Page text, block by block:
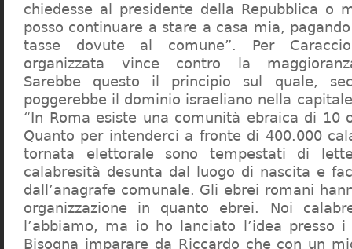
chiedesse al presidente della Repubblica o
posso continuare a stare a casa mia,
tasse dovute al comune”. Per
organizzata vince contro la
Sarebbe questo il principio sul quale,
poggerebbe il dominio israeliano nella
“In Roma esiste una comunità ebraica di 10
Quanto per intenderci a fronte di 400.000
tornata elettorale sono tempestati di
calabresità desunta dal luogo di nascita e
dall’anagrafe comunale. Gli ebrei romani
organizzazione in quanto ebrei. Noi
l’abbiamo, ma io ho lanciato l’idea presso
Bisogna imparare da Riccardo che con un